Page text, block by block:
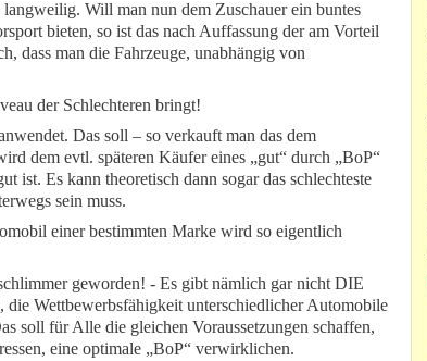
Will man nun dem Zuschauer ein buntes
bieten, so ist das nach Auffassung der am Vorteil
dass man die Fahrzeuge, unabhängig von
der Schlechteren bringt!
Das soll – so verkauft man das dem
dem evtl. späteren Käufer eines „gut“ durch „BoP“
ist. Es kann theoretisch dann sogar das schlechteste
sein muss.
einer bestimmten Marke wird so eigentlich
geworden! - Es gibt nämlich gar nicht DIE
Wettbewerbsfähigkeit unterschiedlicher Automobile
soll für Alle die gleichen Voraussetzungen schaffen,
eine optimale „BoP“ verwirklichen.